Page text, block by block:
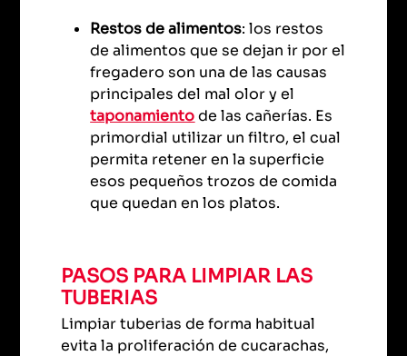
Restos de alimentos: los restos
de alimentos que se dejan ir por el
fregadero son una de las causas
principales del mal olor y el
taponamientode las cañerías. Es
primordial utilizar un filtro, el cual
permita retener en la superficie
esos pequeños trozos de comida
que quedan en los platos.
PASOS PARA LIMPIAR LAS
TUBERIAS
Limpiar tuberias de forma habitual
evita la proliferación de cucarachas,